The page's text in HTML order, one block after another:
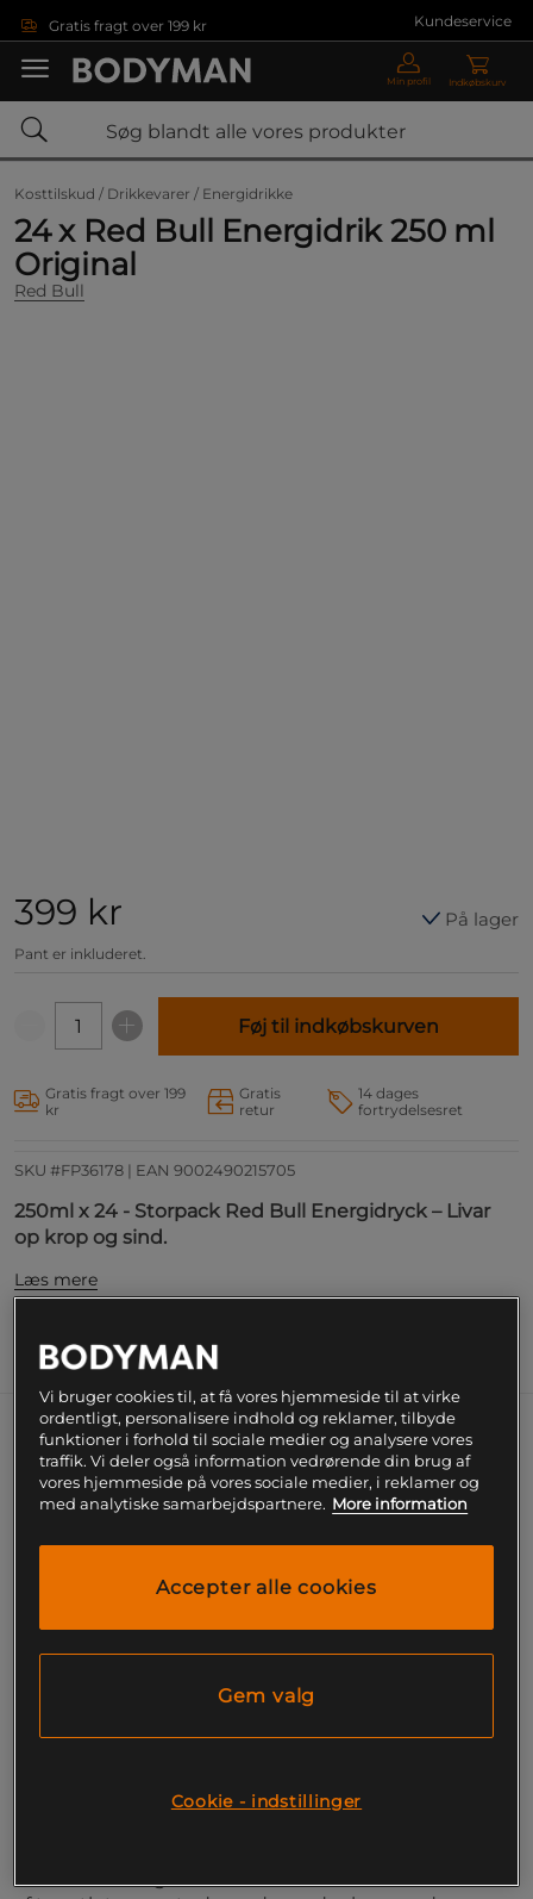
Gratis fragt over 199 kr Kundeservice
Min profil Indkøbskurv
Kosttilskud / Drikkevarer / Energidrikke
24 x Red Bull Energidrik 250 ml
Original
Red Bull
399 kr
Pant er inkluderet.
På lager
Føj til indkøbskurven
Gratis fragt over 199
kr
Gratis
retur
14 dages
fortrydelsesret
SKU #FP36178 | EAN 9002490215705
250ml x 24 - Storpack Red Bull Energidryck – Livar
op krop og sind.
Læs mere
Information Næringsværdi og ingredienser
Red Bulls energidrikke er værdsat over hele verden
af topatleter og studerende, under krævende
arbejdsdage og ved lange bilture. Dette er Red Bull
originalen, som er sødet med ægte sukker og derfor
er helt fri for sødestoffer. Giver liv til krop og sind!
Red Bull original
80mg koffein per dåse
Giver liv til krop og sind!
Red Bull var først. I 1987 lancerede Red Bull verdens
ægte sukker og derfor ikke indeholder nogen
Vi bruger cookies til, at få vores hjemmeside til at virke
ordentligt, personalisere indhold og reklamer, tilbyde
funktioner i forhold til sociale medier og analysere vores
traffik. Vi deler også information vedrørende din brug af
vores hjemmeside på vores sociale medier, i reklamer og
med analytiske samarbejdspartnere. More information
Accepter alle cookies
Gem valg
Cookie - indstillinger